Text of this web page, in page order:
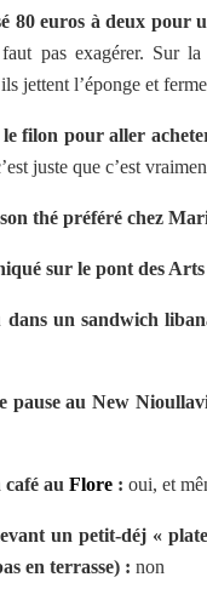
80 euros à deux pour
pas exagérer. Sur
jettent l’éponge et
filon pour aller
juste que c’est
thé préféré chez
sur le pont des
un sandwich
pause au New
au Flore : oui, et
un petit-déj «
en terrasse) : non